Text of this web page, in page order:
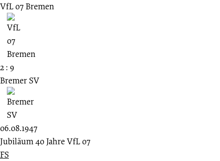
VfL 07 Bremen
2 : 9
Bremer SV
06.08.1947
Jubiläum 40 Jahre VfL 07
FS